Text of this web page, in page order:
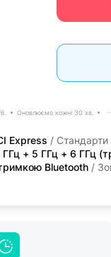
Оновлюємо кожні 30 хв.
Express / Стандарти
+ 5 ГГц + 6 ГГц
Bluetooth /